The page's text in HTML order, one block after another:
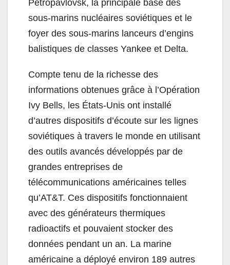
Petropavlovsk, la principale base des
sous-marins nucléaires soviétiques et le
foyer des sous-marins lanceurs d’engins
balistiques de classes Yankee et Delta.
Compte tenu de la richesse des
informations obtenues grâce à l’Opération
Ivy Bells, les États-Unis ont installé
d’autres dispositifs d’écoute sur les lignes
soviétiques à travers le monde en utilisant
des outils avancés développés par de
grandes entreprises de
télécommunications américaines telles
qu’AT&T. Ces dispositifs fonctionnaient
avec des générateurs thermiques
radioactifs et pouvaient stocker des
données pendant un an. La marine
américaine a déployé environ 189 autres